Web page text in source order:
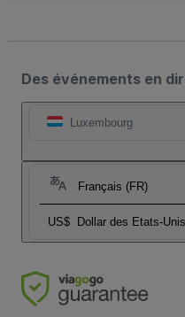
Des événements en
Luxembourg
Français (FR)
US$ Dollar des Etats-Unis